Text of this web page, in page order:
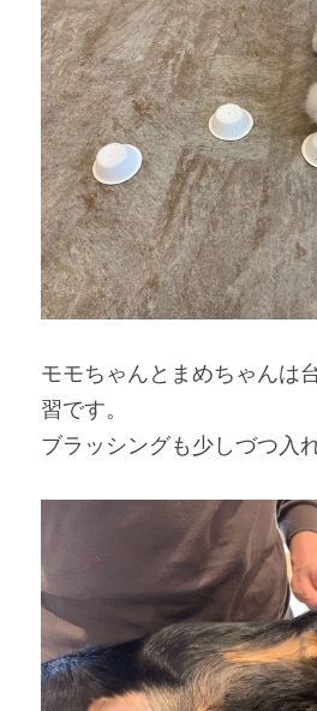
モモちゃんとまめちゃんは
習です。
ブラッシングも少しづつ入